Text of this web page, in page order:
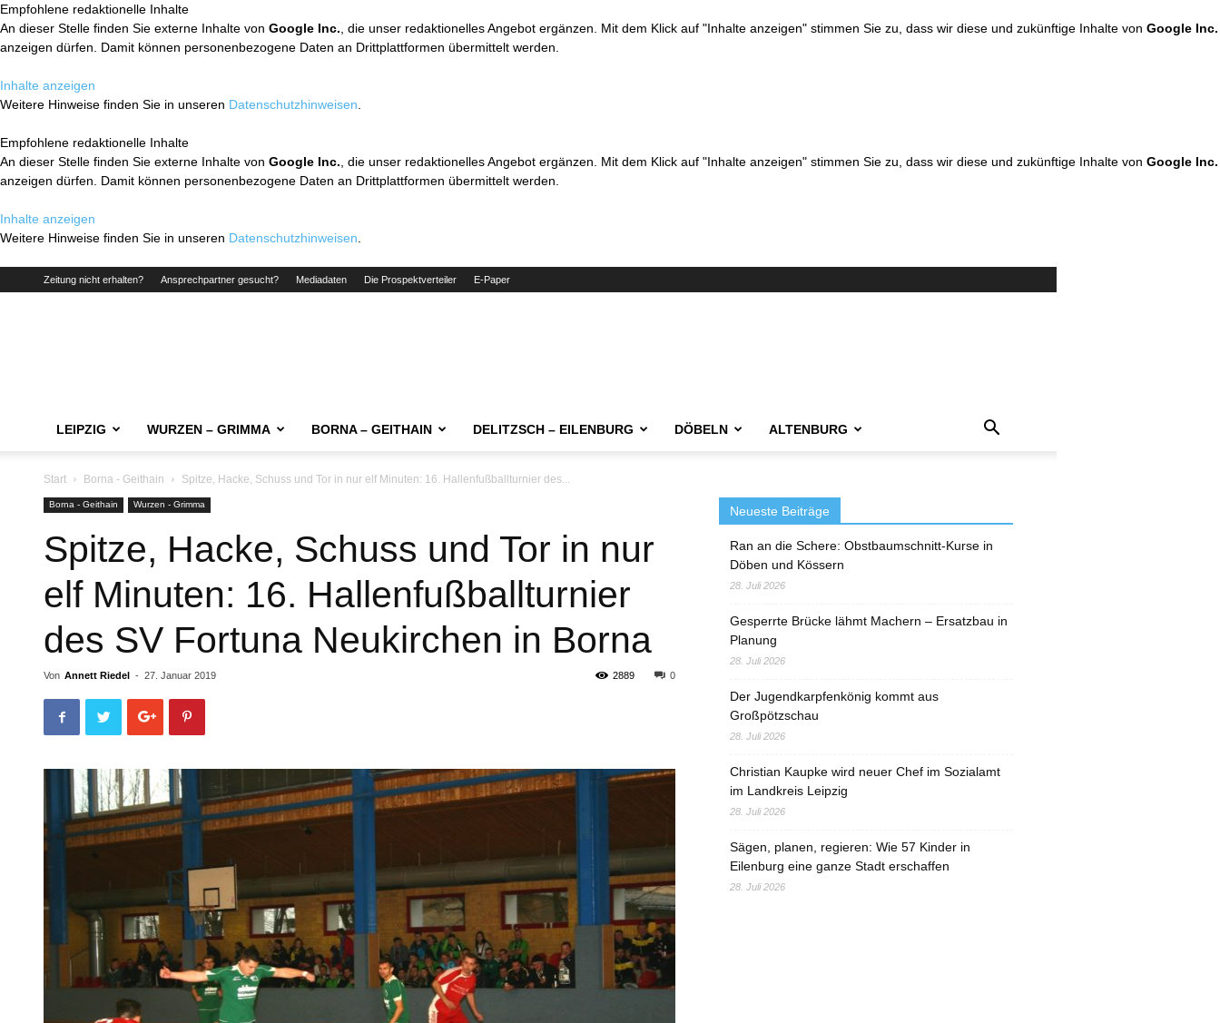
Empfohlene redaktionelle Inhalte
An dieser Stelle finden Sie externe Inhalte von Google Inc. , die unser redaktionelles Angebot ergänzen. Mit dem Klick auf "Inhalte anzeigen" stimmen Sie zu, dass wir diese und zukünftige Inhalte von Google Inc.
anzeigen dürfen. Damit können personenbezogene Daten an Drittplattformen übermittelt werden.
Inhalte anzeigen
Weitere Hinweise finden Sie in unseren Datenschutzhinweisen
Empfohlene redaktionelle Inhalte
An dieser Stelle finden Sie externe Inhalte von Google Inc. , die unser redaktionelles Angebot ergänzen. Mit dem Klick auf "Inhalte anzeigen" stimmen Sie zu, dass wir diese und zukünftige Inhalte von Google Inc.
anzeigen dürfen. Damit können personenbezogene Daten an Drittplattformen übermittelt werden.
Inhalte anzeigen
Weitere Hinweise finden Sie in unseren Datenschutzhinweisen
Zeitung nicht erhalten? Ansprechpartner gesucht? Mediadaten Die Prospektverteiler E-Paper
LEIPZIG WURZEN – GRIMMA BORNA – GEITHAIN DELITZSCH – EILENBURG DÖBELN ALTENBURG
Start Borna - Geithain Spitze, Hacke, Schuss und Tor in nur elf Minuten: 16. Hallenfußballturnier des...
Borna - Geithain Wurzen - Grimma
Spitze, Hacke, Schuss und Tor in nur
elf Minuten: 16. Hallenfußballturnier
des SV Fortuna Neukirchen in Borna
Von Annett Riedel - 27. Januar 2019 0
2889
Neueste Beiträge
Ran an die Schere: Obstbaumschnitt-Kurse in
Döben und Kössern
28. Juli 2026
Gesperrte Brücke lähmt Machern – Ersatzbau in
Planung
28. Juli 2026
Der Jugendkarpfenkönig kommt aus
Großpötzschau
28. Juli 2026
Christian Kaupke wird neuer Chef im Sozialamt
im Landkreis Leipzig
28. Juli 2026
Sägen, planen, regieren: Wie 57 Kinder in
Eilenburg eine ganze Stadt erschaffen
28. Juli 2026